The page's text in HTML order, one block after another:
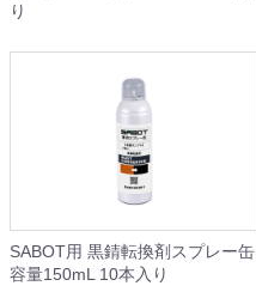
り
SABOT用 黒錆転換剤スプレー缶
容量150mL 10本入り